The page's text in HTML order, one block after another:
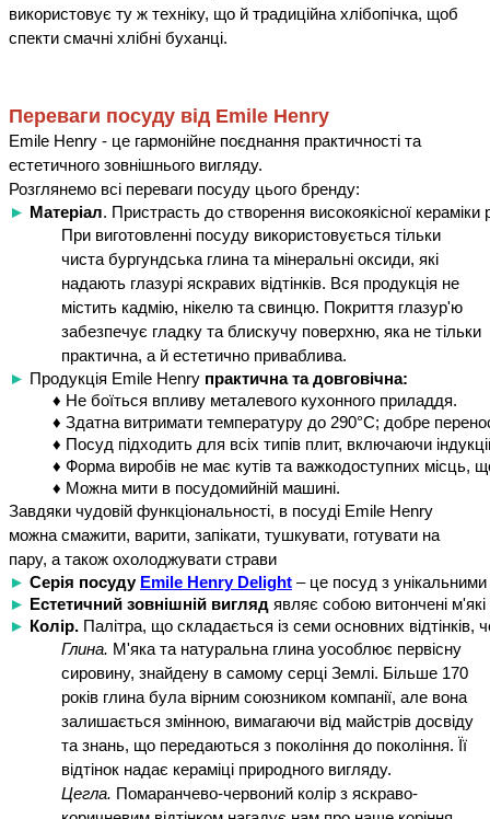
використовує ту ж техніку, що й традиційна хлібопічка, щоб
спекти смачні хлібні буханці.
Переваги посуду від Emile Henry
Emile Henry - це гармонійне поєднання практичності та
естетичного зовнішнього вигляду.
Розглянемо всі переваги посуду цього бренду:
► Матеріал. Пристрасть до створення високоякісної
При виготовленні посуду використовується тільки
чиста бургундська глина та мінеральні оксиди, які
надають глазурі яскравих відтінків. Вся продукція не
містить кадмію, нікелю та свинцю. Покриття глазур'ю
забезпечує гладку та блискучу поверхню, яка не тільки
практична, а й естетично приваблива.
► Продукція Emile Henry практична та довговічна:
♦ Не боїться впливу металевого кухонного приладдя.
♦ Здатна витримати температуру до 290°C; добре
♦ Посуд підходить для всіх типів плит, включаючи
♦ Форма виробів не має кутів та важкодоступних місць,
♦ Можна мити в посудомийній машині.
Завдяки чудовій функціональності, в посуді Emile Henry
можна смажити, варити, запікати, тушкувати, готувати на
пару, а також охолоджувати страви
► Серія посуду Emile Henry Delight – це посуд з
►
Естетичний зовнішній вигляд являє собою витончені
►
Колір. Палітра, що складається із семи основних
Глина. М'яка та натуральна глина уособлює первісну
сировину, знайдену в самому серці Землі. Більше 170
років глина була вірним союзником компанії, але вона
залишається змінною, вимагаючи від майстрів досвіду
та знань, що передаються з покоління до покоління. Її
відтінок надає кераміці природного вигляду.
Цегла. Помаранчево-червоний колір з яскраво-